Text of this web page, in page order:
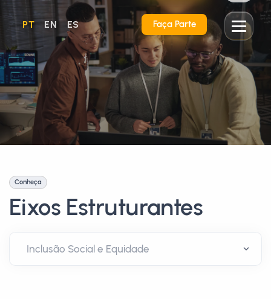
PT EN ES Faça Parte
Conheça
Eixos Estruturantes